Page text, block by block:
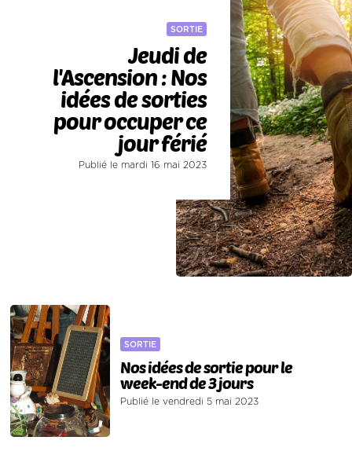
SORTIE
Jeudi de
l'Ascension : Nos
idées de sorties
pour occuper ce
jour férié
Publié le mardi 16 mai 2023
SORTIE
Nos idées de sortie pour le
week-end de 3 jours
Publié le vendredi 5 mai 2023